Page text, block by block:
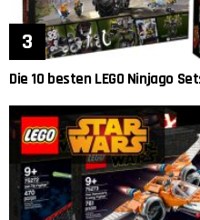
Die 10 besten LEGO Ninjago